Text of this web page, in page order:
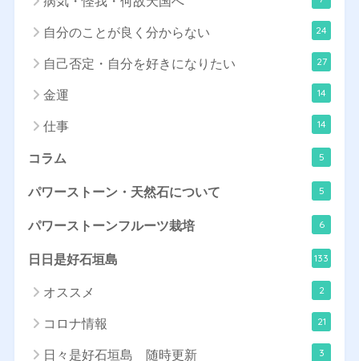
自分のことが良く分からない 24
自己否定・自分を好きになりたい 27
金運 14
仕事 14
コラム 5
パワーストーン・天然石について 5
パワーストーンフルーツ栽培 6
日日是好石垣島 133
オススメ 2
コロナ情報 21
日々是好石垣島 随時更新 3